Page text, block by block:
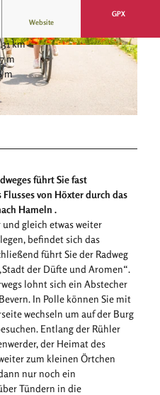
© Stadt Höxter, Dominik Ketz | CC-BY-SA
Website
GPX
km
m
m
führt Sie fast
von Höxter durch das
Hameln .
gleich etwas weiter
befindet sich das
führt Sie der Radweg
der Düfte und Aromen“.
lohnt sich ein Abstecher
In Polle können Sie mit
wechseln um auf der Burg
Entlang der Rühler
der Heimat des
zum kleinen Örtchen
nur noch ein
Tündern in die